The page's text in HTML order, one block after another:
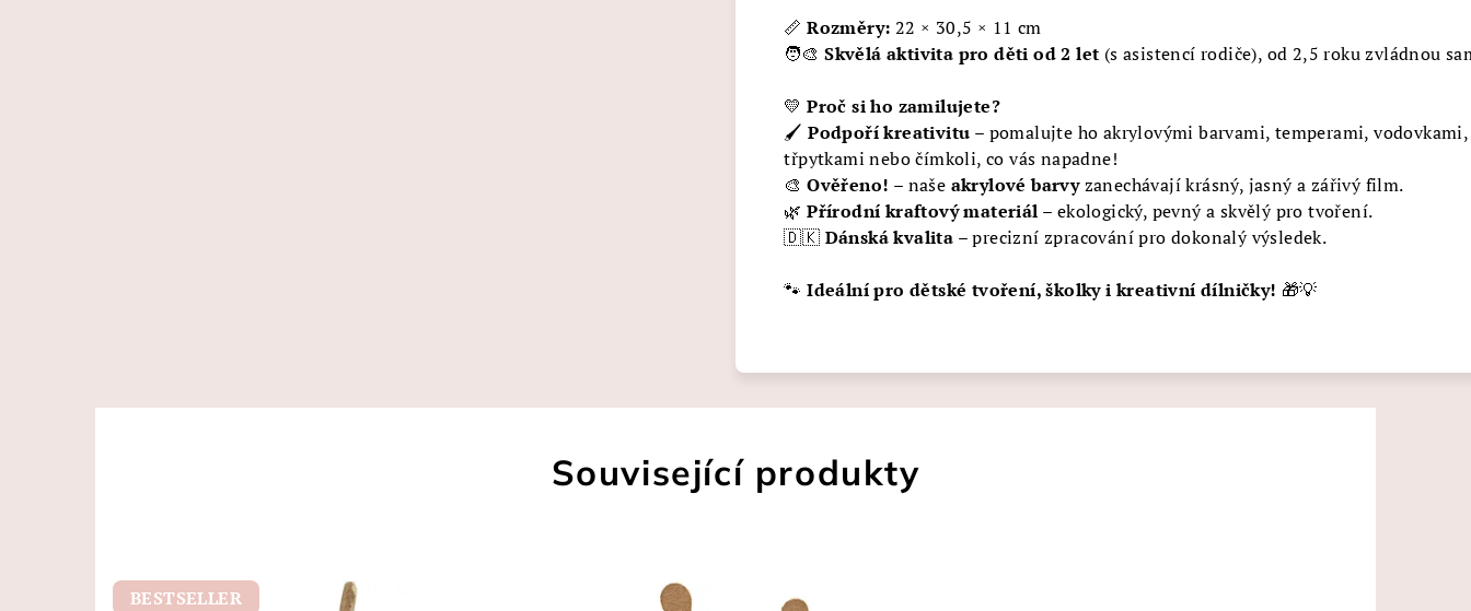
📏Rozměry: 22 × 30,5 × 11 cm
🧑‍🎨Skvělá aktivita pro děti od 2 let (s asistencí rodiče), od 2,5 roku zvládnou
💛Proč si ho zamilujete?
🖌️Podpoří kreativitu – pomalujte ho akrylovými barvami, temperami, vodovkami,
třpytkami nebo čímkoli, co vás napadne!
🎨Ověřeno! – naše akrylové barvyzanechávají krásný, jasný a zářivý film.
🌿Přírodní kraftový materiál – ekologický, pevný a skvělý pro tvoření.
🇩🇰 Dánská kvalita – precizní zpracování pro dokonalý výsledek.
🐾Ideální pro dětské tvoření, školky i kreativní dílničky! 🎁💡
Související produkty
BESTSELLER